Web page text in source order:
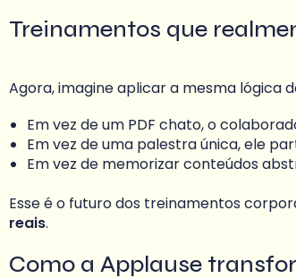
Treinamentos que
Agora, imagine aplicar a mesma lógica
Em vez de um PDF chato, o
Em vez de uma palestra única, ele
Em vez de memorizar conteúdos
Esse é o futuro dos treinamentos
reais.
Como a Applause